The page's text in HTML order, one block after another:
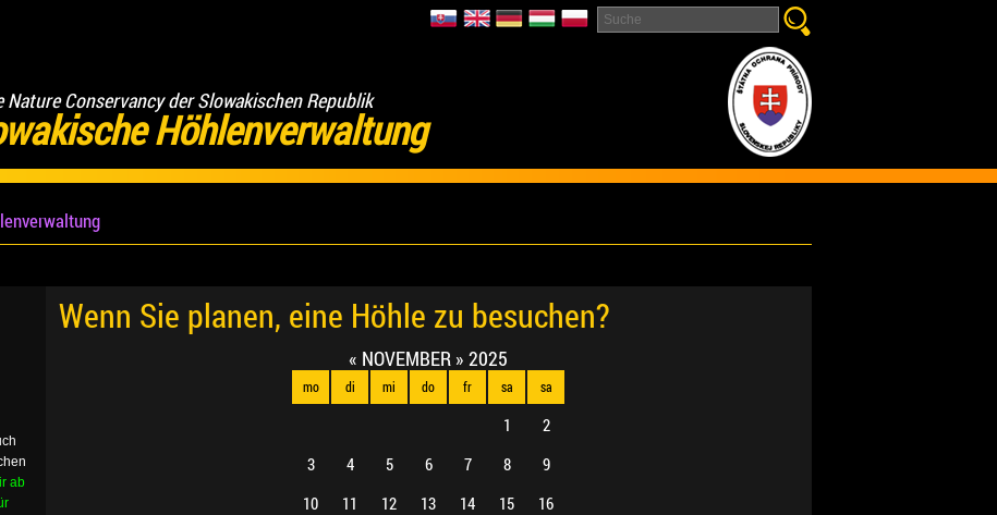
Nature Conservancy der Slowakischen Republik
Höhlenverwaltung
Wenn Sie planen, eine Höhle zu besuchen?
« NOVEMBER » 2025
mo di mi do fr sa sa
1
2
3
4 5 6 7 8
9
10
11 12 13 14 15
16
ab